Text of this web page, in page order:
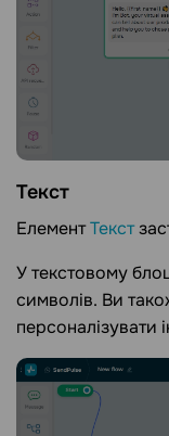
Текст
ЕлементТекст
У текстовому
символів. Ви
персоналізувати